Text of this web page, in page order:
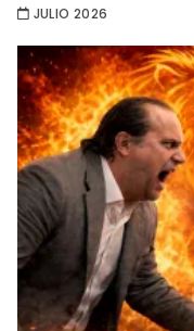
JULIO 2026